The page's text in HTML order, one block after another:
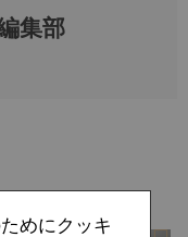
集部
めにクッキ